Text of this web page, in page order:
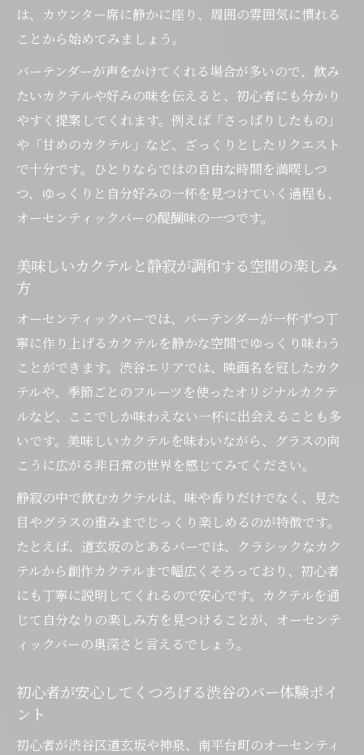
初心者が映画テーマのカクテルを楽しむポ
オーセンティックバーのマナーと安心ポイント
解説
オーセンティックバー初心者が守るべきマ
ナーの基本
ひとり利用時のスマートな振る舞い方と注
意点
むコツ
話マナー
初心者が恥をかかないためのオーセンティ
ックバー心得
道玄坂や神泉で叶う贅沢なバー時間の魅力
オーセンティックバーで味わう贅沢なひと
ときの楽しみ方
道玄坂や神泉エリアで静けさと美味しさを
満喫
初心者にもおすすめな贅沢バー時間の過ご
し方
美味しいカクテルと共に味わう大人の贅沢
空間
ひとりでも特別感を味わえるバー時間の魅
カウンターで出会う自分好みの一杯を楽しむコ
オーセンティックバーで自分好みの一杯を
は、カウンター席に静かに座り、周囲の雰囲気に慣れる
ことから始めてみましょう。
バーテンダーが声をかけてくれる場合が多いので、飲み
たいカクテルや好みの味を伝えると、初心者にも分かり
やすく提案してくれます。例えば「さっぱりしたもの」
や「甘めのカクテル」など、ざっくりとしたリクエスト
で十分です。ひとりならではの自由な時間を満喫しつ
つ、ゆっくりと自分好みの一杯を見つけていく過程も、
オーセンティックバーの醍醐味の一つです。
美味しいカクテルと静寂が調和する空間の楽しみ
方
オーセンティックバーでは、バーテンダーが一杯ずつ丁
寧に作り上げるカクテルを静かな空間でゆっくり味わう
ことができます。渋谷エリアでは、映画名を冠したカク
テルや、季節ごとのフルーツを使ったオリジナルカクテ
ルなど、ここでしか味わえない一杯に出会えることも多
いです。美味しいカクテルを味わいながら、グラスの向
こうに広がる非日常の世界を感じてみてください。
静寂の中で飲むカクテルは、味や香りだけでなく、見た
目やグラスの重みまでじっくり楽しめるのが特徴です。
たとえば、道玄坂のとあるバーでは、クラシックなカク
テルから創作カクテルまで幅広くそろっており、初心者
にも丁寧に説明してくれるので安心です。カクテルを通
じて自分なりの楽しみ方を見つけることが、オーセンテ
ィックバーの奥深さと言えるでしょう。
初心者が安心してくつろげる渋谷のバー体験ポイ
ント
初心者が渋谷区道玄坂や神泉、南平台町のオーセンティ